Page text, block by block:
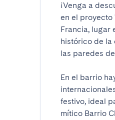
¡Venga a
en el
Francia, lugar
histórico de la
las paredes
En el barrio
festivo, ideal
mítico Barrio